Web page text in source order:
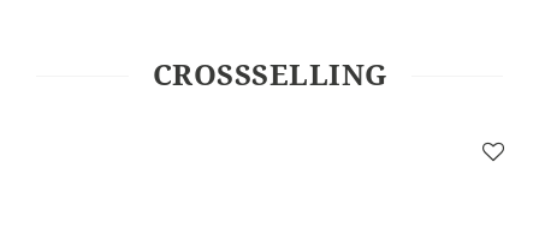
CROSSSELLING